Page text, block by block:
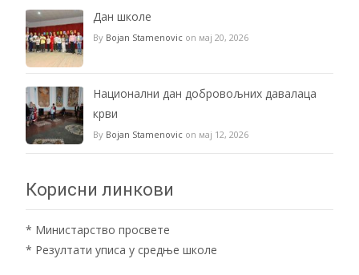
Дан школе
By Bojan Stamenovic on мај 20, 2026
Национални дан добровољних давалаца
крви
By Bojan Stamenovic on мај 12, 2026
Корисни линкови
* Министарство просвете
* Резултати уписа у средње школе